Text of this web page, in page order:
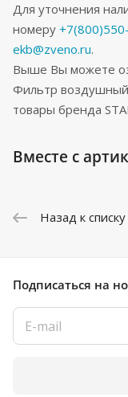
Для уточнения
номеру
ekb@zveno.ru.
Выше Вы можете
Фильтр воздушный
товары бренда
Вместе с
Назад к списку
Подписаться на